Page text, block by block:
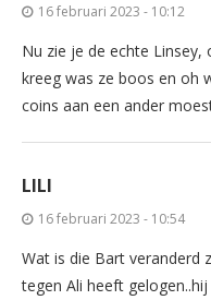
16 februari 2023 - 10:12
Nu zie je de echte Linsey,
kreeg was ze boos en oh
coins aan een ander
LILI
16 februari 2023 - 10:54
Wat is die Bart veranderd
tegen Ali heeft